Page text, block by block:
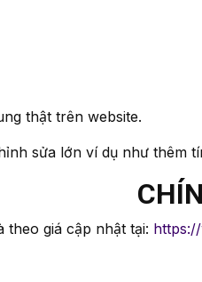
thật trên website.
sửa lớn ví dụ như thêm
theo giá cập nhật tại: